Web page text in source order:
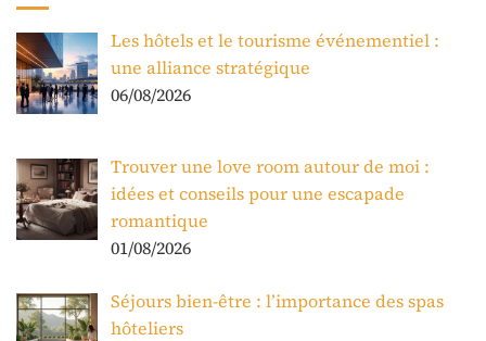
Les hôtels et le tourisme événementiel :
une alliance stratégique
06/08/2026
Trouver une love room autour de moi :
idées et conseils pour une escapade
romantique
01/08/2026
Séjours bien-être : l’importance des spas
hôteliers